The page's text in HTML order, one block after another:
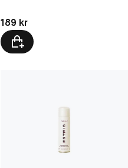
Pris: 189 kr
189 kr